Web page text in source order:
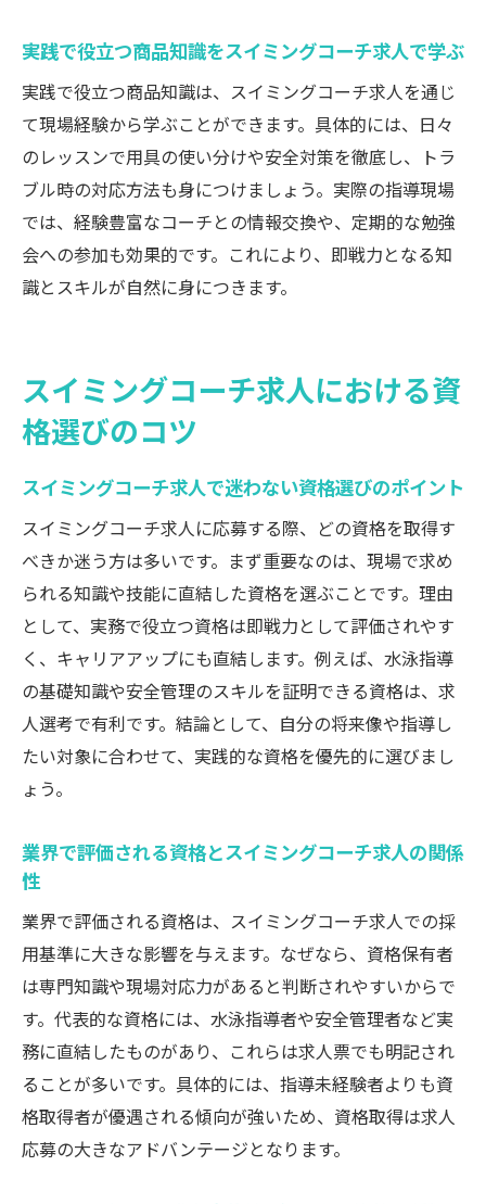
実践で役立つ商品知識をスイミングコーチ求人で学ぶ
実践で役立つ商品知識は、スイミングコーチ求人を通じ
て現場経験から学ぶことができます。具体的には、日々
のレッスンで用具の使い分けや安全対策を徹底し、トラ
ブル時の対応方法も身につけましょう。実際の指導現場
では、経験豊富なコーチとの情報交換や、定期的な勉強
会への参加も効果的です。これにより、即戦力となる知
識とスキルが自然に身につきます。
スイミングコーチ求人における資
格選びのコツ
スイミングコーチ求人で迷わない資格選びのポイント
スイミングコーチ求人に応募する際、どの資格を取得す
べきか迷う方は多いです。まず重要なのは、現場で求め
られる知識や技能に直結した資格を選ぶことです。理由
として、実務で役立つ資格は即戦力として評価されやす
く、キャリアアップにも直結します。例えば、水泳指導
の基礎知識や安全管理のスキルを証明できる資格は、求
人選考で有利です。結論として、自分の将来像や指導し
たい対象に合わせて、実践的な資格を優先的に選びまし
ょう。
業界で評価される資格とスイミングコーチ求人の関係
性
業界で評価される資格は、スイミングコーチ求人での採
用基準に大きな影響を与えます。なぜなら、資格保有者
は専門知識や現場対応力があると判断されやすいからで
す。代表的な資格には、水泳指導者や安全管理者など実
務に直結したものがあり、これらは求人票でも明記され
ることが多いです。具体的には、指導未経験者よりも資
格取得者が優遇される傾向が強いため、資格取得は求人
応募の大きなアドバンテージとなります。